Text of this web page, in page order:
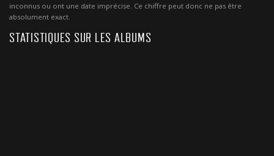
inconnus ou ont une date imprécise. Ce chiffre peut donc ne pas être
absolument exact.
STATISTIQUES SUR LES ALBUMS